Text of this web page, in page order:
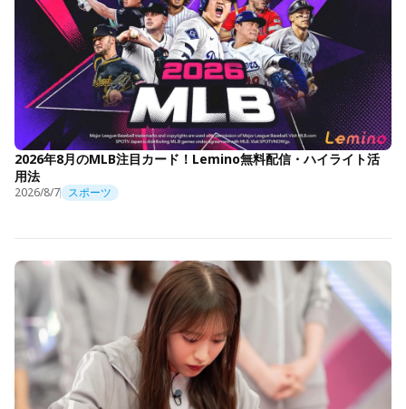
2026年8月のMLB注目カード！Lemino無料配信・ハイライト活
用法
2026/8/7 スポーツ